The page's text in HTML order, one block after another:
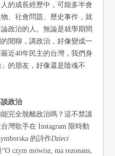
的成長經歷中，可能多半會
、社會問題、歷史事件，就
政治的人。無論是就學期間
閒聊，講政治，好像變成一
近40年民主的台灣，我們身
的朋友，好像還是陰魂不
政治
完全脫離政治嗎？這不禁讓
灣歌手在 Instagram 限時動
的詩作Dzieci
czym mówisz, ma rezonans,